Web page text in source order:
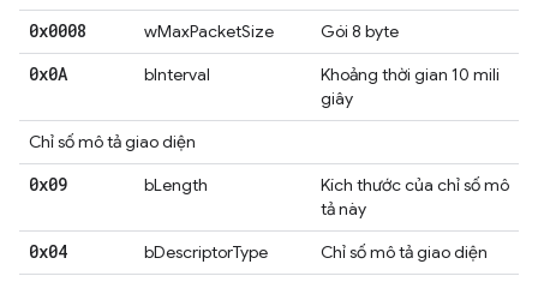
0x0008 wMaxPacketSize Gói 8 byte
0x0A bInterval
Khoảng thời gian 10 mili
giây
Chỉ số mô tả giao diện
0x09 bLength
Kích thước của chỉ số mô
tả này
0x04 bDescriptorType Chỉ số mô tả giao diện